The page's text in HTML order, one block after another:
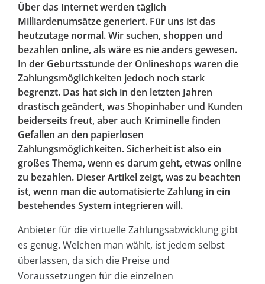
Über das Internet werden täglich
Milliardenumsätze generiert. Für uns ist das
heutzutage normal. Wir suchen, shoppen und
bezahlen online, als wäre es nie anders gewesen.
In der Geburtsstunde der Onlineshops waren die
Zahlungsmöglichkeiten jedoch noch stark
begrenzt. Das hat sich in den letzten Jahren
drastisch geändert, was Shopinhaber und Kunden
beiderseits freut, aber auch Kriminelle finden
Gefallen an den papierlosen
Zahlungsmöglichkeiten. Sicherheit ist also ein
großes Thema, wenn es darum geht, etwas online
zu bezahlen. Dieser Artikel zeigt, was zu beachten
ist, wenn man die automatisierte Zahlung in ein
bestehendes System integrieren will.
Anbieter für die virtuelle Zahlungsabwicklung gibt
es genug. Welchen man wählt, ist jedem selbst
überlassen, da sich die Preise und
Voraussetzungen für die einzelnen